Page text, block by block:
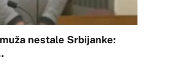
nestale Srbijanke: